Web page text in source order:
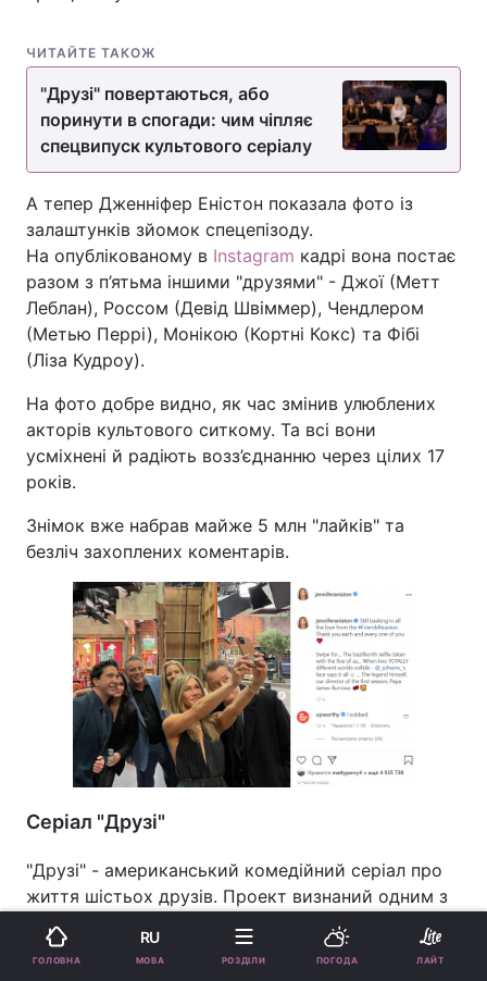
ЧИТАЙТЕ ТАКОЖ
"Друзі" повертаються, або
поринути в спогади: чим чіпляє
спецвипуск культового серіалу
А тепер Дженніфер Еністон показала фото із
залаштунків зйомок спецепізоду.
На опублікованому в Instagram кадрі вона постає
разом з п’ятьма іншими "друзями" - Джої (Метт
Леблан), Россом (Девід Швіммер), Чендлером
(Метью Перрі), Монікою (Кортні Кокс) та Фібі
(Ліза Кудроу).
На фото добре видно, як час змінив улюблених
акторів культового ситкому. Та всі вони
усміхнені й радіють возз’єднанню через цілих 17
років.
Знімок вже набрав майже 5 млн "лайків" та
безліч захоплених коментарів.
Серіал "Друзі"
"Друзі" - американський комедійний серіал про
життя шістьох друзів. Проект визнаний одним з
найкращих в історії американського телебачення
у своєму жанрі та удостоєний шести премій
ГОЛОВНА
RU
МОВА РОЗДІЛИ ПОГОДА ЛАЙТ